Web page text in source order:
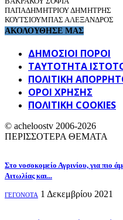
ΠΑΠΑΔΗΜΗΤΡΙΟΥ ΔΗΜΗΤΡΗΣ
ΚΟΥΤΣΙΟΥΜΠΑΣ ΑΛΕΞΑΝΔΡΟΣ
ΑΚΟΛΟΥΘΗΣΕ ΜΑΣ
ΔΗΜΟΣΙΟΙ ΠΟΡΟΙ
ΤΑΥΤΌΤΗΤΑ
ΠΟΛΙΤΙΚΉ
ΌΡΟΙ ΧΡΉΣΗΣ
ΠΟΛΙΤΙΚΗ COOKIES
© acheloostv 2006-2026
ΠΕΡΙΣΣΟΤΕΡΑ ΘΕΜΑΤΑ
Στο νοσοκομείο Αγρινίου, για πιο
Αιτωλίας και...
ΓΕΓΟΝΟΤΑ 1 Δεκεμβρίου 2021